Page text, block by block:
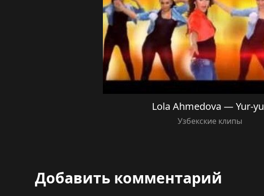
Lola Ahmedova — Yur-
Узбекские клипы
Добавить комментарий